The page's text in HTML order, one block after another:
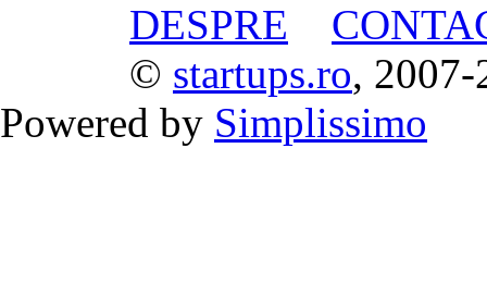
DESPRE
© startups.ro, 2007-
Powered by Simplissimo